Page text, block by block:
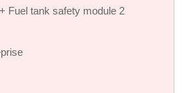
Fuel tank safety module 2